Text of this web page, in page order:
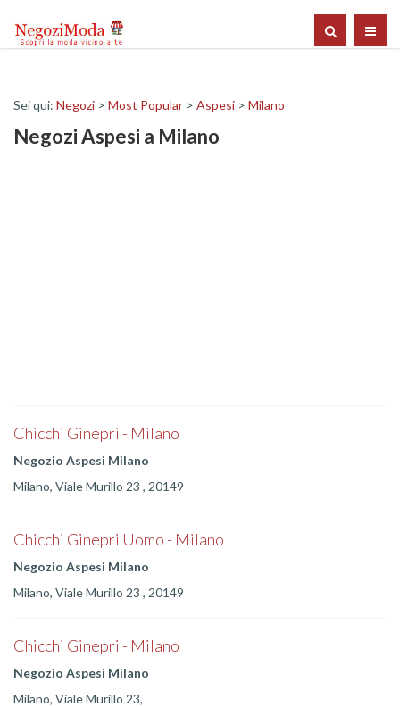
Sei qui: Negozi > Most Popular > Aspesi > Milano
Negozi Aspesi a Milano
Chicchi Ginepri - Milano
Negozio Aspesi Milano
Milano, Viale Murillo 23 , 20149
Chicchi Ginepri Uomo - Milano
Negozio Aspesi Milano
Milano, Viale Murillo 23 , 20149
Chicchi Ginepri - Milano
Negozio Aspesi Milano
Milano, Viale Murillo 23,